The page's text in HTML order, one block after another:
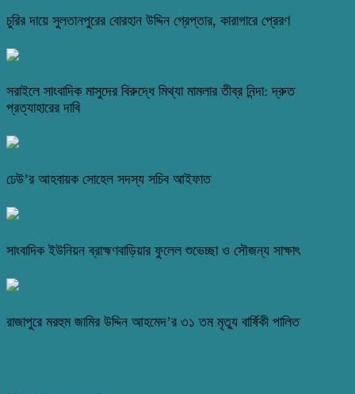
চুরির দায়ে সুলতানপুরের বোরহান উদ্দিন গ্রেপ্তার, কারাগারে প্রেরণ
সরাইলে সাংবাদিক মাসুদের বিরুদ্ধে মিথ্যা মামলার তীব্র নিন্দা: দ্রুত
প্রত্যাহারের দাবি
ঢেউ’র আহবায়ক সোহেল সদস্য সচিব আইফাত
সাংবাদিক ইউনিয়ন ব্রাহ্মণবাড়িয়ার ফুলেল শুভেচ্ছা ও সৌজন্য সাক্ষাৎ
রাজাপুরে মরহুম জামির উদ্দিন আহমেদ’র ৩১ তম মৃত্যু বার্ষিকী পালিত